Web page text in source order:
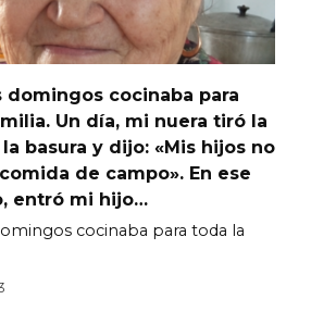
domingos cocinaba para
Un día, mi nuera tiró la
basura y dijo: «Mis hijos no
de campo». En ese
entró mi hijo…
cocinaba para toda la